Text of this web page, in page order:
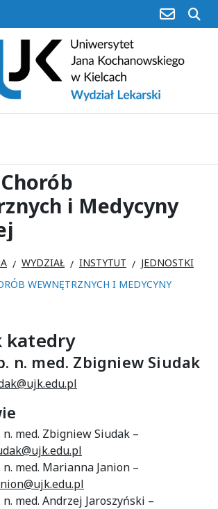
poczta
i Medycyny
WYDZIAŁ INSTYTUT
JEDNOSTKI
WEWNĘTRZNYCH I MEDYCYNY
katedry
n. med. Zbigniew Siudak
med. Zbigniew Siudak –
med. Marianna Janion –
med. Andrzej Jaroszyński –